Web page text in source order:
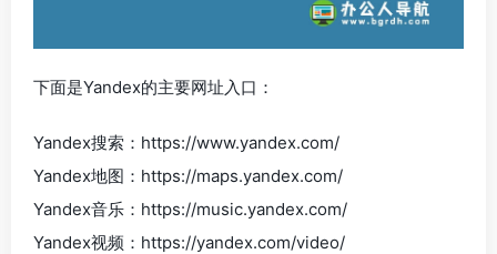
下面是Yandex的主要网址入口：
Yandex搜索：https://www.yandex.com/
Yandex地图：https://maps.yandex.com/
Yandex音乐：https://music.yandex.com/
Yandex视频：https://yandex.com/video/